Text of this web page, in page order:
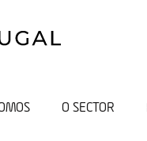
O SECTOR